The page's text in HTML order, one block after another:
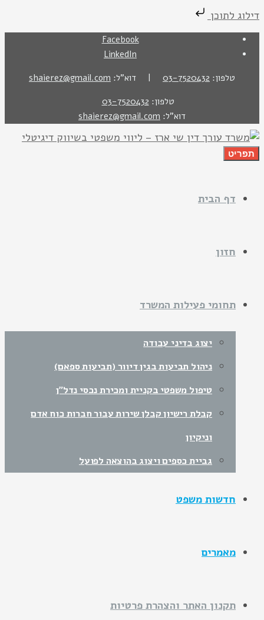
דילוג לתוכן
Facebook
LinkedIn
טלפון: 03-7520432 | דוא"ל: shaierez@gmail.com
טלפון: 03-7520432
דוא"ל: shaierez@gmail.com
תפריט
דף הבית
חזון
תחומי פעילות המשרד
יצוג בדיני עבודה
ניהול תביעות בגין דיוור (תביעות ספאם)
טיפול משפטי בקניית ומכירת נכסי נדל"ן
קבלת רישיון קבלן שירות עבור חברות כוח אדם
וניקיון
גביית כספים ויצוג בהוצאה לפועל
חדשות משפט
מאמרים
תקנון האתר והצהרת פרטיות